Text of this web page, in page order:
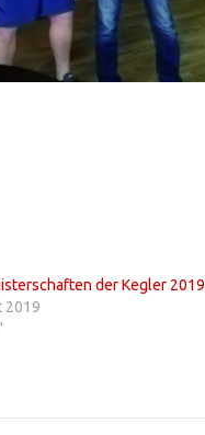
der Kegler 2019
2019